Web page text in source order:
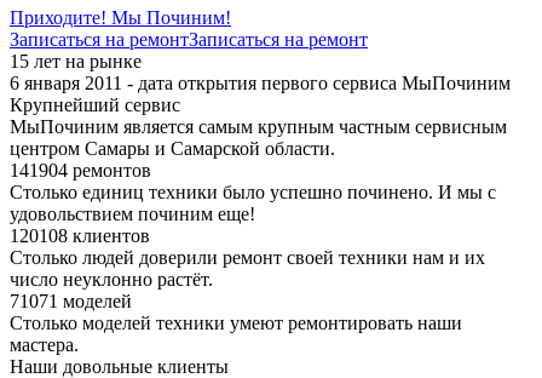
Приходите! Мы Починим!
Записаться на ремонтЗаписаться на ремонт
15 лет на рынке
6 января 2011 - дата открытия первого сервиса МыПочиним
Крупнейший сервис
МыПочиним является самым крупным частным сервисным
центром Самары и Самарской области.
141904 ремонтов
Столько единиц техники было успешно починено. И мы с
удовольствием починим еще!
120108 клиентов
Столько людей доверили ремонт своей техники нам и их
число неуклонно растёт.
71071 моделей
Столько моделей техники умеют ремонтировать наши
мастера.
Наши довольные клиенты